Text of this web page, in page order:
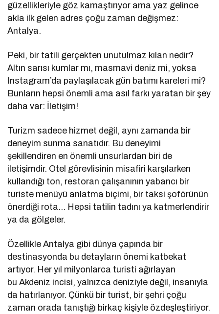
güzellikleriyle göz kamaştırıyor ama yaz gelince
akla ilk gelen adres çoğu zaman değişmez:
Antalya.
Peki, bir tatili gerçekten unutulmaz kılan nedir?
Altın sarısı kumlar mı, masmavi deniz mi, yoksa
Instagram’da paylaşılacak gün batımı kareleri mi?
Bunların hepsi önemli ama asıl farkı yaratan bir şey
daha var: İletişim!
Turizm sadece hizmet değil, aynı zamanda bir
deneyim sunma sanatıdır. Bu deneyimi
şekillendiren en önemli unsurlardan biri de
iletişimdir. Otel görevlisinin misafiri karşılarken
kullandığı ton, restoran çalışanının yabancı bir
turiste menüyü anlatma biçimi, bir taksi şoförünün
önerdiği rota… Hepsi tatilin tadını ya katmerlendirir
ya da gölgeler.
Özellikle Antalya gibi dünya çapında bir
destinasyonda bu detayların önemi katbekat
artıyor. Her yıl milyonlarca turisti ağırlayan
bu Akdeniz incisi, yalnızca deniziyle değil, insanıyla
da hatırlanıyor. Çünkü bir turist, bir şehri çoğu
zaman orada tanıştığı birkaç kişiyle özdeşleştiriyor.